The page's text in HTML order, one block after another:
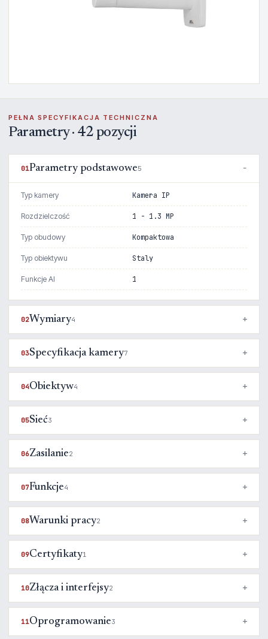
PEŁNA SPECYFIKACJA TECHNICZNA
Parametry · 42 pozycji
01Parametry podstawowe5
Typ kamery Kamera IP
Rozdzielczość 1 - 1.3 MP
Typ obudowy Kompaktowa
Typ obiektywu Staly
Funkcje AI 1
02Wymiary4
03Specyfikacja kamery7
04Obiektyw4
05Sieć3
06Zasilanie2
07Funkcje4
08Warunki pracy2
09Certyfikaty1
10Złącza i interfejsy2
11Oprogramowanie3